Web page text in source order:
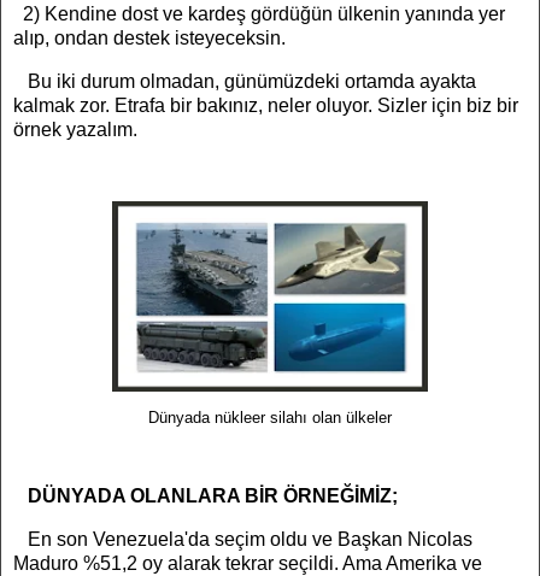
2) Kendine dost ve kardeş gördüğün ülkenin yanında yer
alıp, ondan destek isteyeceksin.
Bu iki durum olmadan, günümüzdeki ortamda ayakta
kalmak zor. Etrafa bir bakınız, neler oluyor. Sizler için biz bir
örnek yazalım.
Dünyada nükleer silahı olan ülkeler
DÜNYADA OLANLARA BİR ÖRNEĞİMİZ;
En son Venezuela'da seçim oldu ve Başkan Nicolas
Maduro %51,2 oy alarak tekrar seçildi. Ama Amerika ve